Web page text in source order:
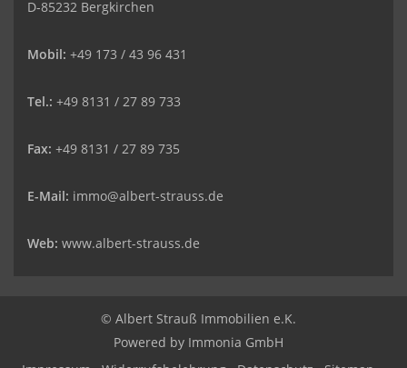
D-85232 Bergkirchen
Mobil: +49 173 / 43 96 431
Tel.: +49 8131 / 27 89 733
Fax: +49 8131 / 27 89 735
E-Mail: immo@albert-strauss.de
Web: www.albert-strauss.de
© Albert Strauß Immobilien e.K.
Powered by Immonia GmbH